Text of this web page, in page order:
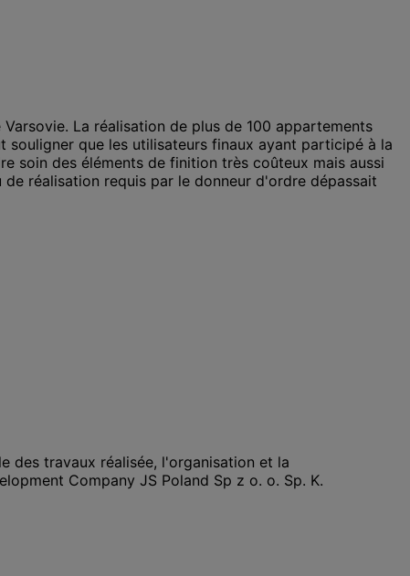
La réalisation de plus de 100 appartements
que les utilisateurs finaux ayant participé à la
soin des éléments de finition très coûteux mais aussi
réalisation requis par le donneur d'ordre dépassait
des travaux réalisée, l'organisation et la
Company JS Poland Sp z o. o. Sp. K.